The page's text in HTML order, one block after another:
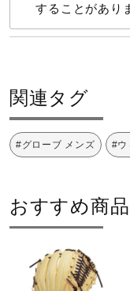
することがあり
関連タグ
#グローブ メンズ #ウ
おすすめ商品